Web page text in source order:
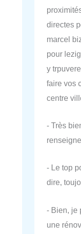
directes
marcel
pour
y
faire vos
centre
- Très
- Le top
dire,
- Bien, je
une